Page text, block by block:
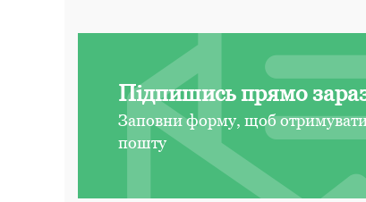
Підпишись прямо
Заповни форму, щоб
пошту